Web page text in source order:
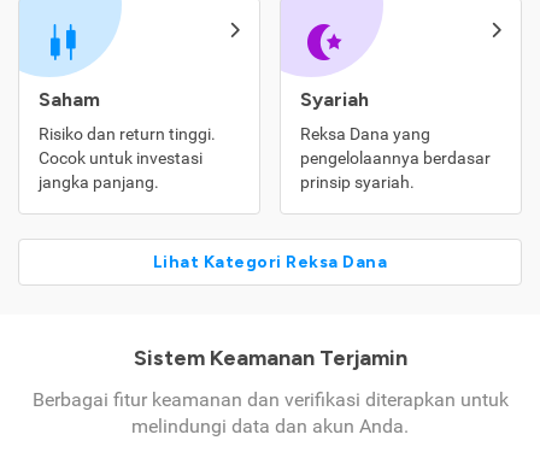
Saham
Risiko dan return tinggi.
Cocok untuk investasi
jangka panjang.
Syariah
Reksa Dana yang
pengelolaannya berdasar
prinsip syariah.
Lihat Kategori Reksa Dana
Sistem Keamanan Terjamin
Berbagai fitur keamanan dan verifikasi diterapkan untuk
melindungi data dan akun Anda.